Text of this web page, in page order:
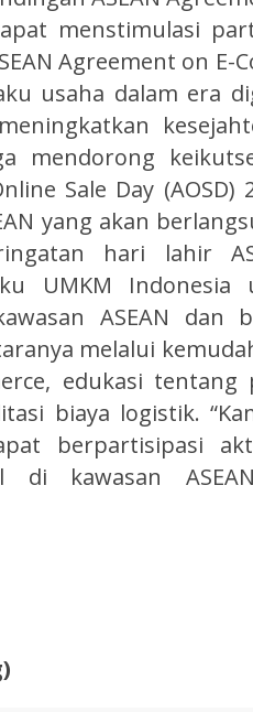
menstimulasi
Agreement on E-
usaha dalam era
mendorong
Sale Day (AOSD)
yang akan
hari lahir
UMKM Indonesia
ASEAN dan
melalui
edukasi
biaya logistik.
berpartisipasi
di kawasan